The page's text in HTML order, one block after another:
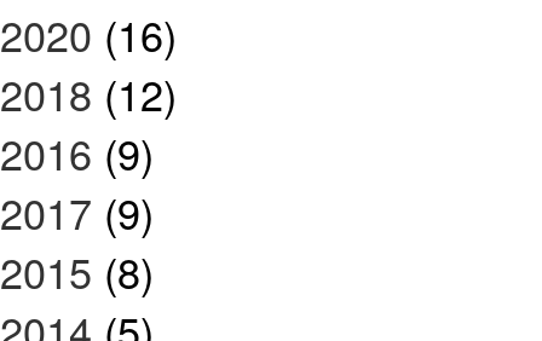
2020 (16)
2018 (12)
2016 (9)
2017 (9)
2015 (8)